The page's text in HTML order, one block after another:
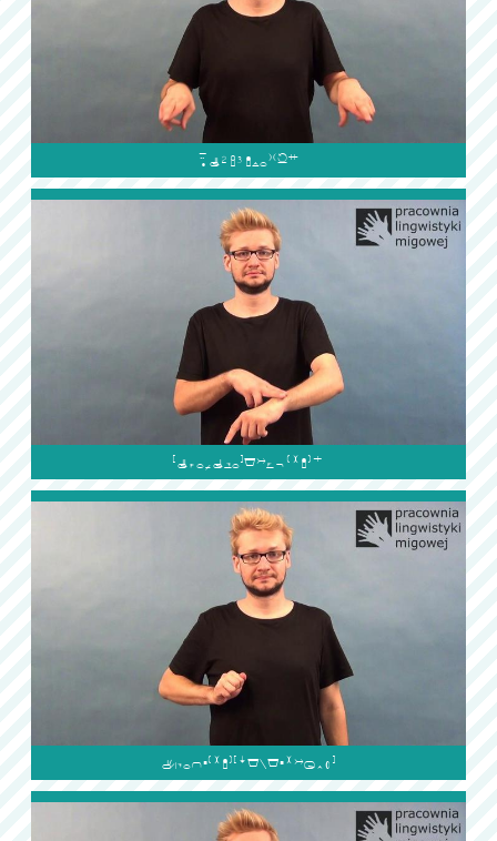


